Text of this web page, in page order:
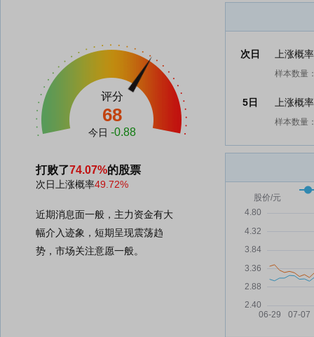
评分
68
今日 -0.88
打败了74.07%的股票
次日上涨概率49.72%
近期消息面一般，主力资金有大
幅介入迹象，短期呈现震荡趋
势，市场关注意愿一般。
次日 上涨概
样本数量
5日 上涨概
样本数量